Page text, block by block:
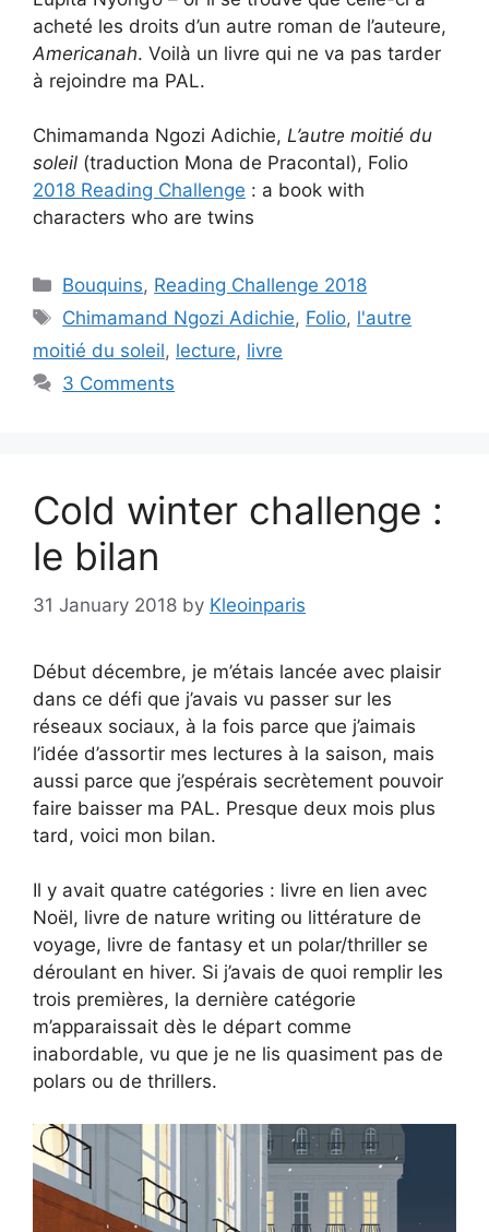
acheté les droits d’un autre roman de l’auteure,
Americanah. Voilà un livre qui ne va pas tarder
à rejoindre ma PAL.
Chimamanda Ngozi Adichie, L’autre moitié du
soleil (traduction Mona de Pracontal), Folio
2018 Reading Challenge : a book with
characters who are twins
Categories
Bouquins, Reading Challenge 2018
Tags
Chimamand Ngozi Adichie, Folio, l'autre
moitié du soleil, lecture, livre
3 Comments
Cold winter challenge :
le bilan
31 January 2018 by Kleoinparis
Début décembre, je m’étais lancée avec plaisir
dans ce défi que j’avais vu passer sur les
réseaux sociaux, à la fois parce que j’aimais
l’idée d’assortir mes lectures à la saison, mais
aussi parce que j’espérais secrètement pouvoir
faire baisser ma PAL. Presque deux mois plus
tard, voici mon bilan.
Il y avait quatre catégories : livre en lien avec
Noël, livre de nature writing ou littérature de
voyage, livre de fantasy et un polar/thriller se
déroulant en hiver. Si j’avais de quoi remplir les
trois premières, la dernière catégorie
m’apparaissait dès le départ comme
inabordable, vu que je ne lis quasiment pas de
polars ou de thrillers.